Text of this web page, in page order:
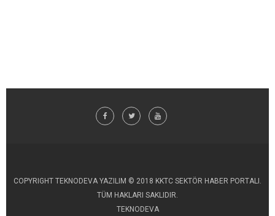
COPYRIGHT TEKNODEVA YAZILIM © 2018 KKTC SEKTÖR HABER PORTALI.
TÜM HAKLARI SAKLIDIR.
TEKNODEVA